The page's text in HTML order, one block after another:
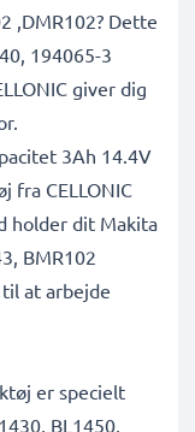
,DMR102? Dette
194065-3
giver dig
3Ah 14.4V
CELLONIC
holder dit Makita
BMR102
at arbejde
er specielt
BL1450,